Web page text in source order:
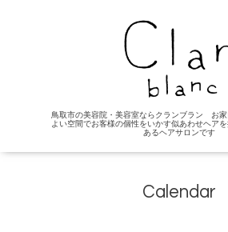
鳥取市の美容院・美容室ならクランブラン お
よい空間でお客様の個性をいかす似あわせヘア
あるヘアサロンです
Calendar